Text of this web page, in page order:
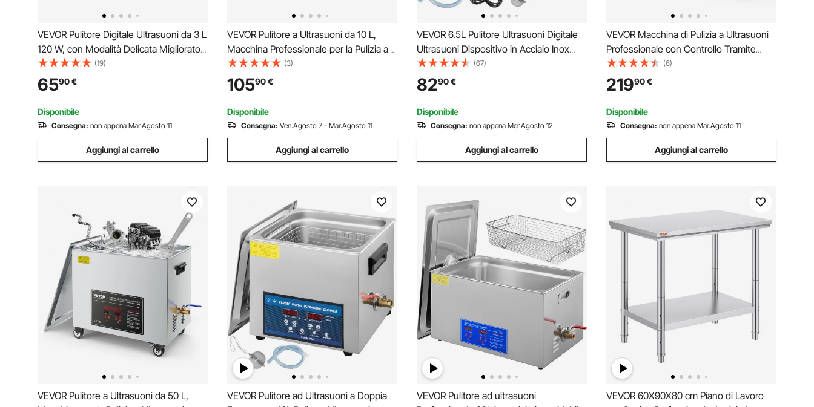
VEVOR Pulitore Digitale Ultrasuoni da 3 L
120 W, con Modalità Delicata Migliorato,
Pulitore Ultrasuoni Industriale da 40 kHz
con Riscaldatore e Timer per
Contenitori, Gioielli 265 x 165 x 240 mm
(19)
6590€
Disponibile
Consegna: non appena Mar.Agosto 11
Aggiungi al carrello
VEVOR Pulitore a Ultrasuoni da 10 L,
Macchina Professionale per la Pulizia a
Ultrasuoni, con Cestello di Pulizia e
Schermo Digitale, in Acciaio Inox da 180
W e 40 kHz per Orologi, Rasoi, Gioielli
(3)
10590€
Disponibile
Consegna: Ven.Agosto 7 - Mar.Agosto 11
Aggiungi al carrello
VEVOR 6.5L Pulitore Ultrasuoni Digitale
Ultrasuoni Dispositivo in Acciaio Inox
304 con Riscaldatore Timer Macchina di
Pulizia Uso Commerciale Domestico
Personale
(67)
8290€
Disponibile
Consegna: non appena Mer.Agosto 12
Aggiungi al carrello
VEVOR Macchina di Pulizia a Ultrasuoni
Professionale con Controllo Tramite
Manopola Rotante, Capacita di 30 L con
Cestello e Sfera di Pulizia, Pulitore a
Ultrasuoni per Orologi, Rasoi, Gioielli
(6)
21990€
Disponibile
Consegna: non appena Mar.Agosto 11
Aggiungi al carrello
VEVOR Pulitore a Ultrasuoni da 50 L,
VEVOR Pulitore ad Ultrasuoni a Doppia
VEVOR Pulitore ad ultrasuoni
VEVOR 60X90X80 cm Piano di Lavoro